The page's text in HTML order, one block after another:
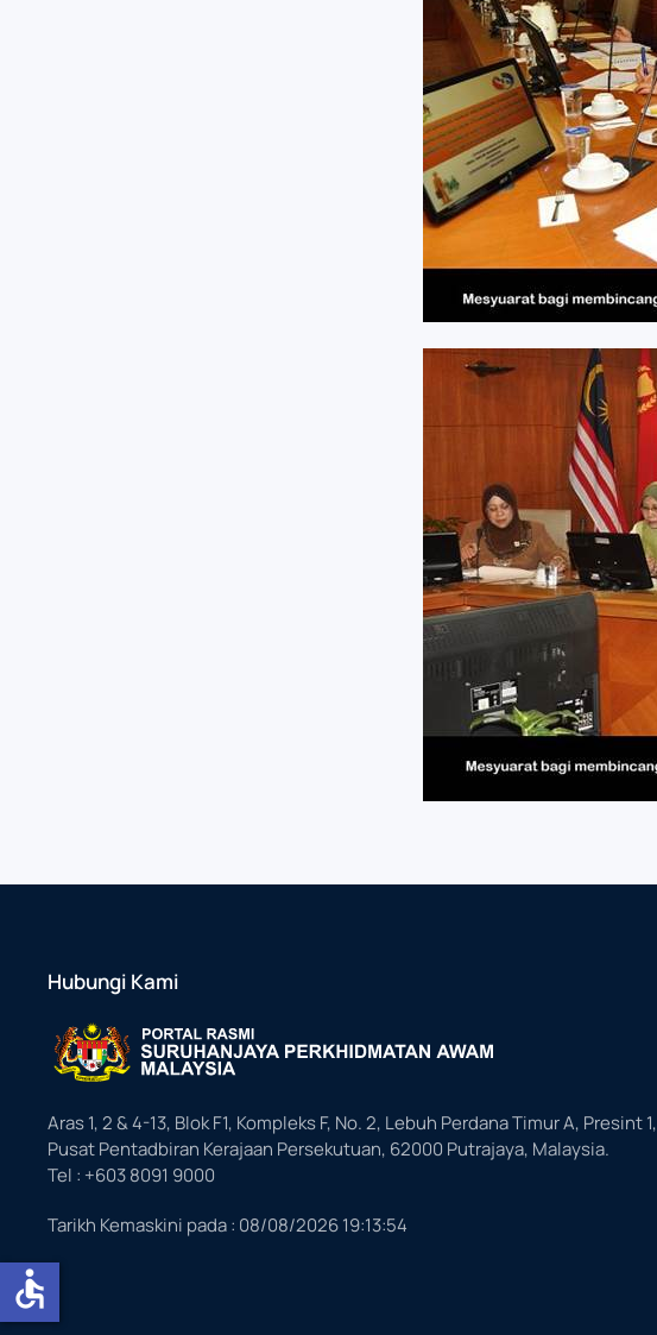
Hubungi Kami
Aras 1, 2 & 4-13, Blok F1, Kompleks F, No. 2, Lebuh Perdana Timur A, Presint 1,
Pusat Pentadbiran Kerajaan Persekutuan, 62000 Putrajaya, Malaysia.
Tel : +603 8091 9000
Tarikh Kemaskini pada : 08/08/2026 19:13:54
accessible